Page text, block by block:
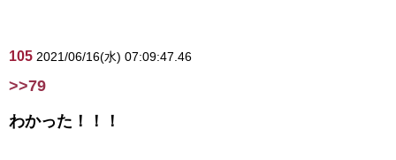
105 2021/06/16(水) 07:09:47.46
>>79
わかった！！！